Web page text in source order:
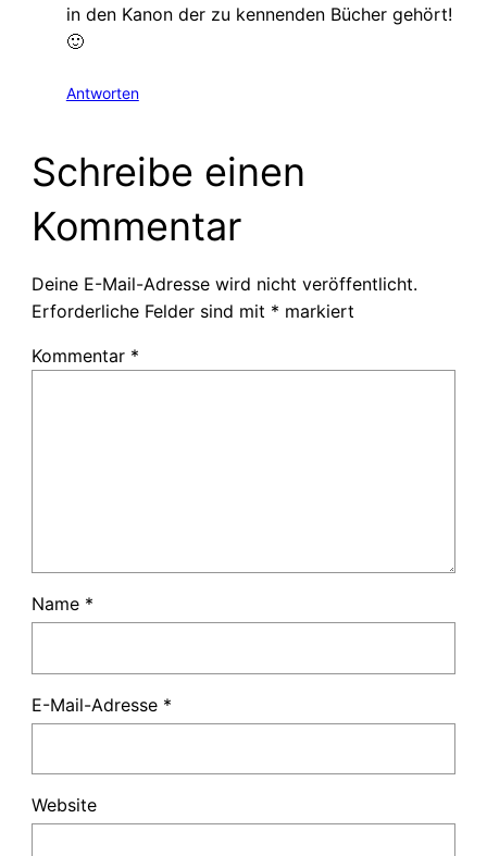
in den Kanon der zu kennenden Bücher gehört!
🙂
Antworten
Schreibe einen
Kommentar
Deine E-Mail-Adresse wird nicht veröffentlicht.
Erforderliche Felder sind mit * markiert
Kommentar *
Name *
E-Mail-Adresse *
Website